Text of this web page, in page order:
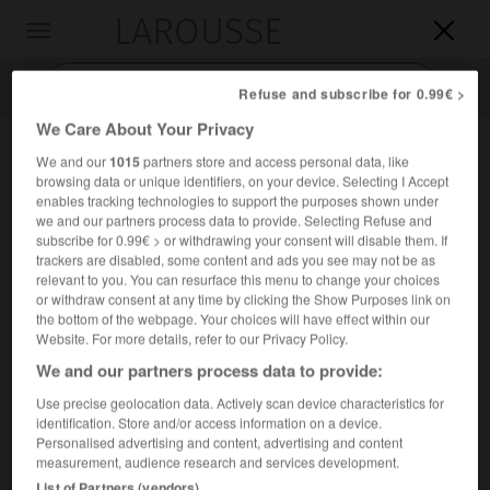


Accueil>Encyclopédie [divers]>Eros
Eros
Astéroïde appartenant au système solaire.
Les observations effectuées par la sonde NEAR Shoemaker
Refuse and subscribe for 0.99€ >
We Care About Your Privacy
We and our 1015partners store and access personal data, like
browsing data or unique identifiers, on your device. Selecting I Accept
enables tracking technologies to support the purposes shown under
we and our partners process data to provide. Selecting Refuse and
subscribe for 0.99€ > or withdrawing your consent will disable them. If
trackers are disabled, some content and ads you see may not be as
relevant to you. You can resurface this menu to change your choices
or withdraw consent at any time by clicking the Show Purposes link on
the bottom of the webpage. Your choices will have effect within our
Website. For more details, refer to our Privacy Policy.
We and our partners process data to provide:
Use precise geolocation data. Actively scan device characteristics for
identification. Store and/or access information on a device.
Personalised advertising and content, advertising and content
measurement, audience research and services development.